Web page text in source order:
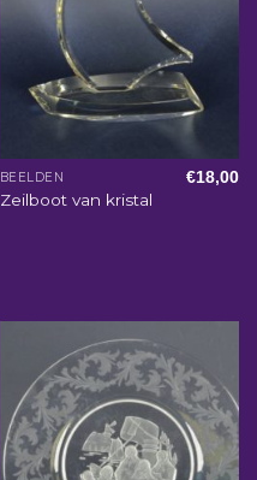
BEELDEN
Zeilboot van kristal
€18,00